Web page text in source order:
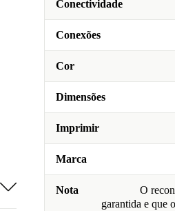
Conectividade
Conexões
Cor
Dimensões
Imprimir
Marca
Nota
O
garantida e que